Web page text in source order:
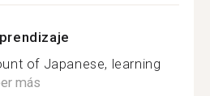
of Japanese, learning
más